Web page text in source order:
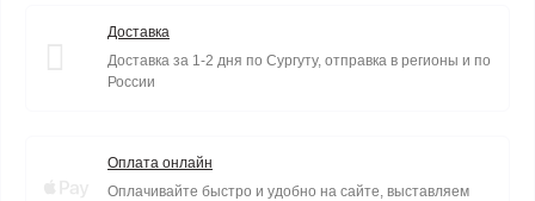
Доставка
Доставка за 1-2 дня по Сургуту, отправка в регионы и по
России
Оплата онлайн
Оплачивайте быстро и удобно на сайте, выставляем